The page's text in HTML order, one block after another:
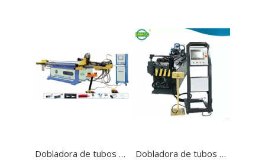
Dobladora de tubos de laminación de acero al carbono CNC Dobladora de tubos de acero inoxidable CNC de alta eficiencia con refuerzo